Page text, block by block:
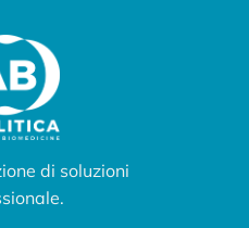
di soluzioni